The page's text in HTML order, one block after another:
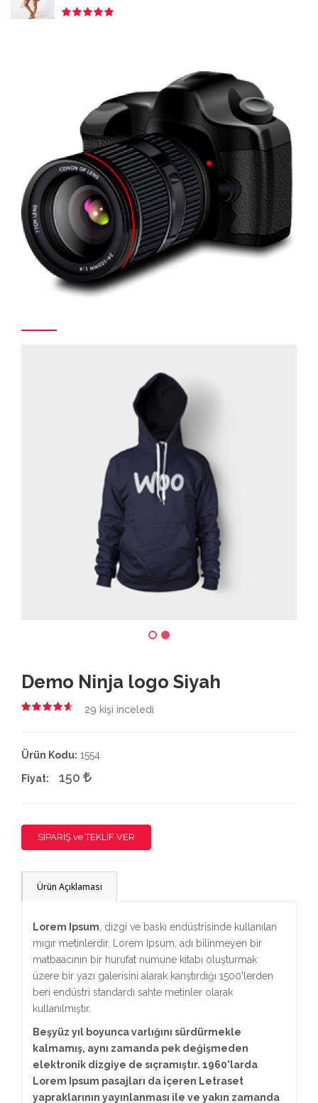
Demo Ninja logo Siyah
29 kişi inceledi
Ürün Kodu: 1554
Fiyat: 150
SİPARİŞ ve TEKLİF VER
Ürün Açıklaması
Lorem Ipsum , dizgi ve baskı endüstrisinde kullanılan
mıgır metinlerdir. Lorem Ipsum, adı bilinmeyen bir
matbaacının bir hurufat numune kitabı oluşturmak
üzere bir yazı galerisini alarak karıştırdığı 1500'lerden
beri endüstri standardı sahte metinler olarak
kullanılmıştır.
Beşyüz yıl boyunca varlığını sürdürmekle
kalmamış, aynı zamanda pek değişmeden
elektronik dizgiye de sıçramıştır. 1960'larda
Lorem Ipsum pasajları da içeren Letraset
yapraklarının yayınlanması ile ve yakın zamanda